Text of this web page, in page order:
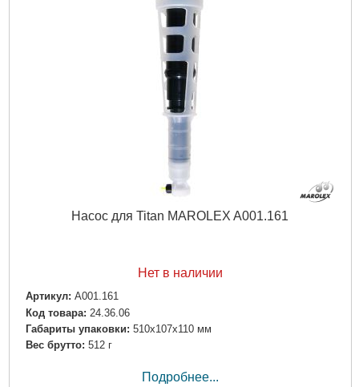
Насос для Titan MAROLEX A001.161
Нет в наличии
Артикул: A001.161
Код товара: 24.36.06
Габариты упаковки: 510x107x110 мм
Вес брутто: 512 г
Подробнее...